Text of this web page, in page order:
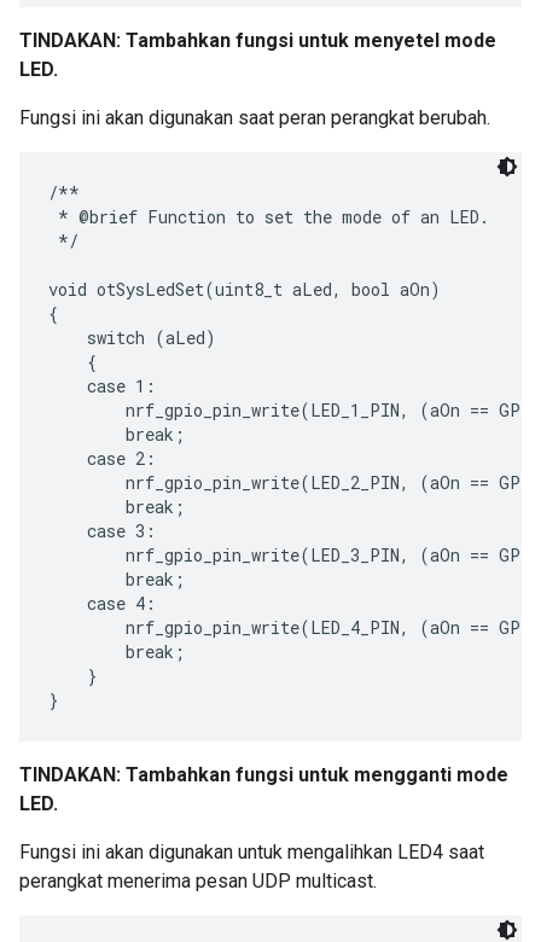
TINDAKAN: Tambahkan fungsi untuk menyetel mode
LED.
Fungsi ini akan digunakan saat peran perangkat berubah.
/**
* @brief Function to set the mode of an LED.
*/
void otSysLedSet(uint8_t aLed, bool aOn)
{
    switch (aLed)
    {
    case 1:
nrf_gpio_pin_write(LED_1_PIN, (aOn ==
        break;
    case 2:
nrf_gpio_pin_write(LED_2_PIN, (aOn ==
        break;
    case 3:
nrf_gpio_pin_write(LED_3_PIN, (aOn ==
        break;
    case 4:
nrf_gpio_pin_write(LED_4_PIN, (aOn ==
        break;
    }
TINDAKAN: Tambahkan fungsi untuk mengganti mode
LED.
Fungsi ini akan digunakan untuk mengalihkan LED4 saat
perangkat menerima pesan UDP multicast.